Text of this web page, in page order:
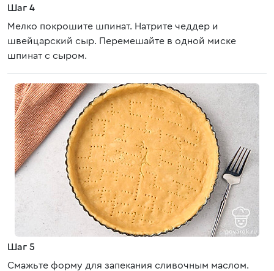
Шаг 4
Мелко покрошите шпинат. Натрите чеддер и
швейцарский сыр. Перемешайте в одной миске
шпинат с сыром.
Шаг 5
Смажьте форму для запекания сливочным маслом.